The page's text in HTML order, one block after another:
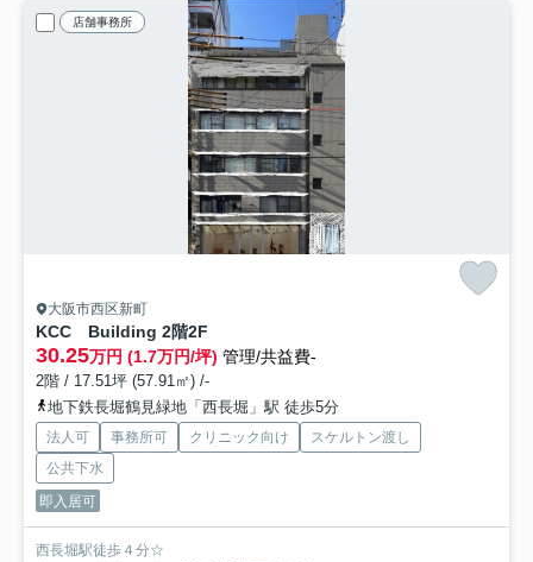
店舗事務所
大阪市西区新町
KCC Building 2階2F
30.25万円 (1.7万円/坪) 管理/共益費-
2階 / 17.51坪 (57.91㎡) /-
地下鉄長堀鶴見緑地「西長堀」駅 徒歩5分
法人可 事務所可 クリニック向け
スケルトン渡し
公共下水
即入居可
西長堀駅徒歩４分☆